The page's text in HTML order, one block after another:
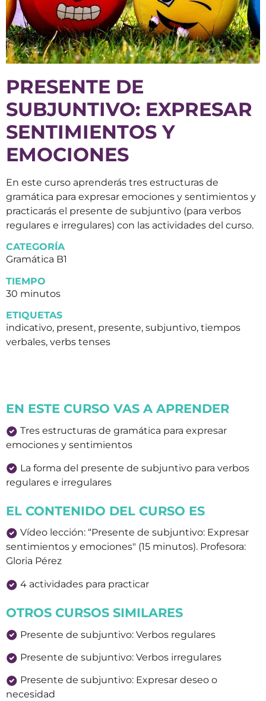
PRESENTE DE
SUBJUNTIVO: EXPRESAR
SENTIMIENTOS Y
EMOCIONES
En este curso aprenderás tres estructuras de
gramática para expresar emociones y sentimientos y
practicarás el presente de subjuntivo (para verbos
regulares e irregulares) con las actividades del curso.
CATEGORÍA
Gramática B1
TIEMPO
30 minutos
ETIQUETAS
indicativo, present, presente, subjuntivo, tiempos
verbales, verbs tenses
EN ESTE CURSO VAS A APRENDER
Tres estructuras de gramática para expresar
emociones y sentimientos
La forma del presente de subjuntivo para verbos
regulares e irregulares
EL CONTENIDO DEL CURSO ES
Vídeo lección: “Presente de subjuntivo: Expresar
sentimientos y emociones" (15 minutos). Profesora:
Gloria Pérez
4 actividades para practicar
OTROS CURSOS SIMILARES
Presente de subjuntivo: Verbos regulares
Presente de subjuntivo: Verbos irregulares
Presente de subjuntivo: Expresar deseo o
necesidad